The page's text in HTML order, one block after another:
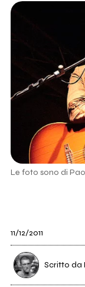
Le foto sono di
11/12/2011
Scritto da